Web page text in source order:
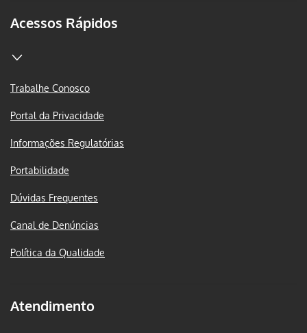
Acessos Rápidos
Trabalhe Conosco
Portal da Privacidade
Informações Regulatórias
Portabilidade
Dúvidas Frequentes
Canal de Denúncias
Política da Qualidade
Atendimento